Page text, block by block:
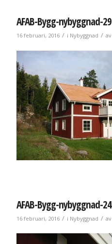
AFAB-Bygg-nybyggnad-29
16 februari, 2016 / i Nybyggnad / av
AFAB-Bygg-nybyggnad-24
16 februari, 2016 / i Nybyggnad / av